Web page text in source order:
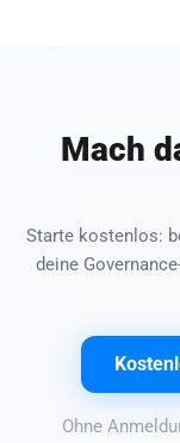
Mach
Starte kostenlos:
deine
Ohne